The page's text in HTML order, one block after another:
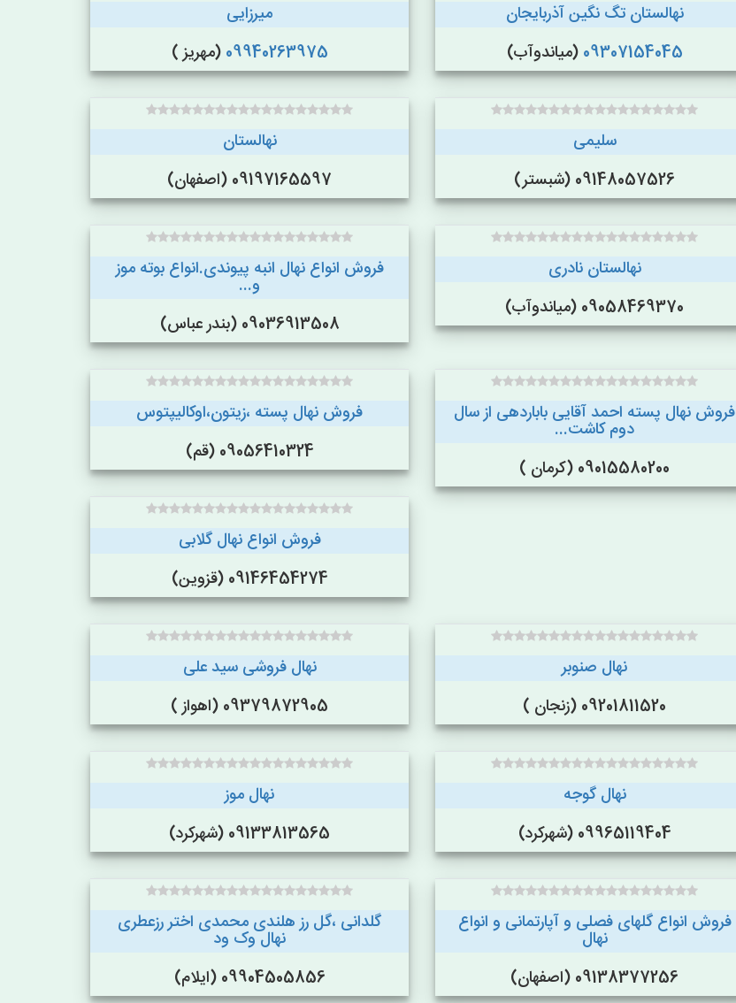
نهالستان تگ نگین آذربایجان
09307154045 (میاندوآب)
میرزایی
09940263975 (مهریز )
سلیمی
09148057526 (شبستر)
نهالستان
09197165597 (اصفهان)
نهالستان نادری
09058469370 (میاندوآب)
فروش انواع نهال انبه پیوندی.انواع بوته موز
و...
09036913508 (بندر عباس)
فروش نهال پسته احمد آقایی باباردهی از سال
دوم کاشت...
09015580200 (کرمان )
فروش نهال پسته ،زیتون،اوکالیپتوس
09056410324 (قم)
فروش انواع نهال گلابی
09146454274 (قزوین)
نهال صنوبر
09201811520 (زنجان )
نهال فروشی سید علی
09379872905 (اهواز )
نهال گوجه
09965119404 (شهرکرد)
نهال موز
09133813565 (شهرکرد)
فروش انواع گلهای فصلی و آپارتمانی و انواع
نهال
09138377256 (اصفهان)
گلدانی ،گل رز هلندی محمدی اختر رزعطری
نهال وک ود
09904505856 (ایلام)